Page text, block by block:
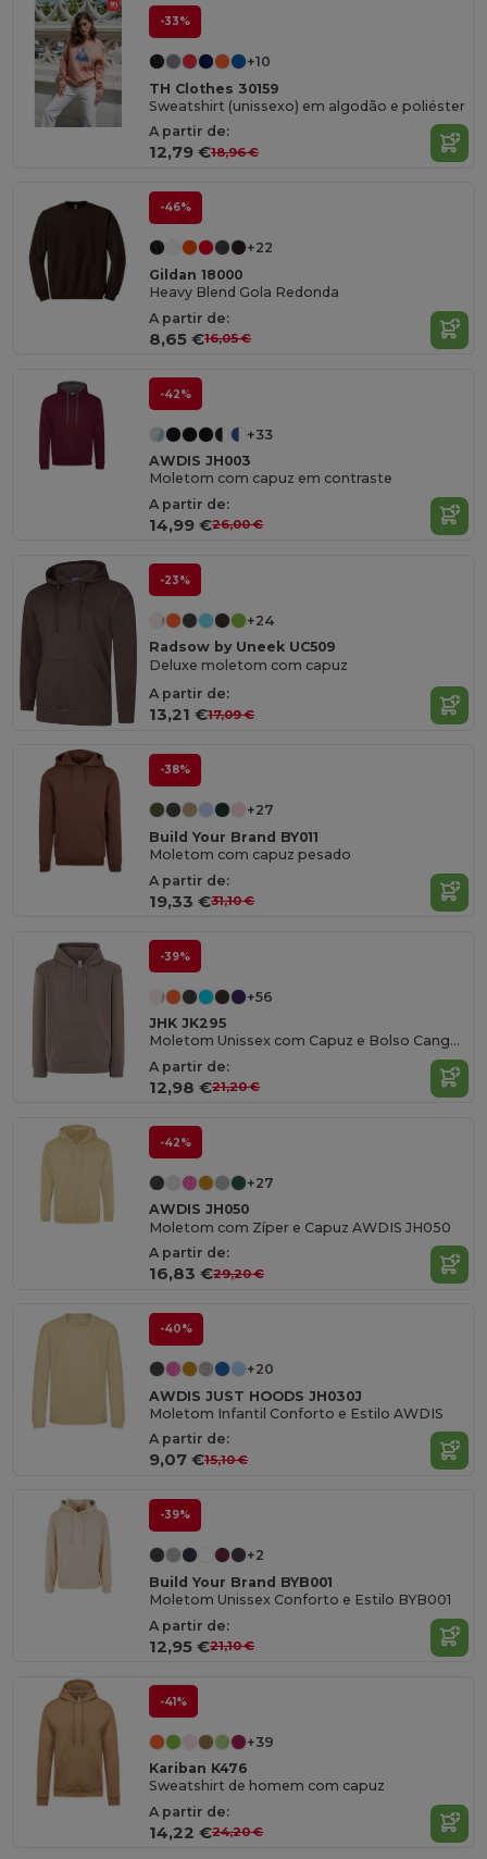
-33%
+10
TH Clothes 30159
Sweatshirt (unissexo) em algodão e poliéster
A partir de:
12,79 €18,96 €
-46%
+22
Gildan 18000
Heavy Blend Gola Redonda
A partir de:
8,65 €16,05 €
-42%
+33
AWDIS JH003
Moletom com capuz em contraste
A partir de:
14,99 €26,00 €
-23%
+24
Radsow by Uneek UC509
Deluxe moletom com capuz
A partir de:
13,21 €17,09 €
-38%
+27
Build Your Brand BY011
Moletom com capuz pesado
A partir de:
19,33 €31,10 €
-39%
+56
JHK JK295
Moletom Unissex com Capuz e Bolso Canguru
A partir de:
12,98 €21,20 €
-42%
+27
AWDIS JH050
Moletom com Zíper e Capuz AWDIS JH050
A partir de:
16,83 €29,20 €
-40%
+20
AWDIS JUST HOODS JH030J
Moletom Infantil Conforto e Estilo AWDIS
A partir de:
9,07 €15,10 €
-39%
+2
Build Your Brand BYB001
Moletom Unissex Conforto e Estilo BYB001
A partir de:
12,95 €21,10 €
-41%
+39
Kariban K476
Sweatshirt de homem com capuz
A partir de:
14,22 €24,20 €